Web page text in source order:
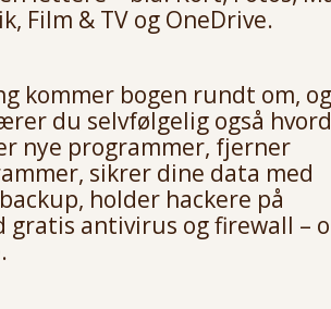
Film & TV og OneDrive.
kommer bogen rundt om, og
du selvfølgelig også
nye programmer, fjerner
sikrer dine data med
holder hackere på
gratis antivirus og firewall –